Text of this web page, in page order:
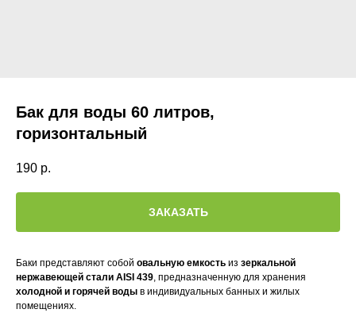
Бак для воды 60 литров,
горизонтальный
190 р.
ЗАКАЗАТЬ
Баки представляют собой овальную емкость из зеркальной
нержавеющей стали AISI 439, предназначенную для хранения
холодной и горячей воды в индивидуальных банных и жилых
помещениях.